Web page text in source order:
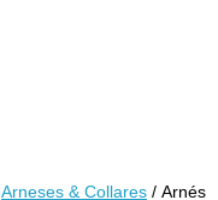
Arneses & Collares / Arnés